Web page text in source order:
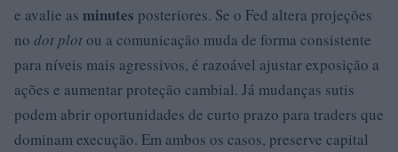
e avalie as minutes posteriores. Se o Fed altera projeções
no dot plotou a comunicação muda de forma consistente
para níveis mais agressivos, é razoável ajustar exposição a
ações e aumentar proteção cambial. Já mudanças sutis
podem abrir oportunidades de curto prazo para traders que
dominam execução. Em ambos os casos, preserve capital